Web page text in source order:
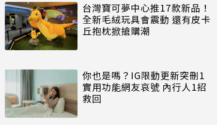
台灣寶可夢中心推17款新品！
全新毛絨玩具會震動 還有皮卡
丘抱枕掀搶購潮
你也是嗎？IG限動更新突刪1
實用功能網友哀號 內行人1招
救回